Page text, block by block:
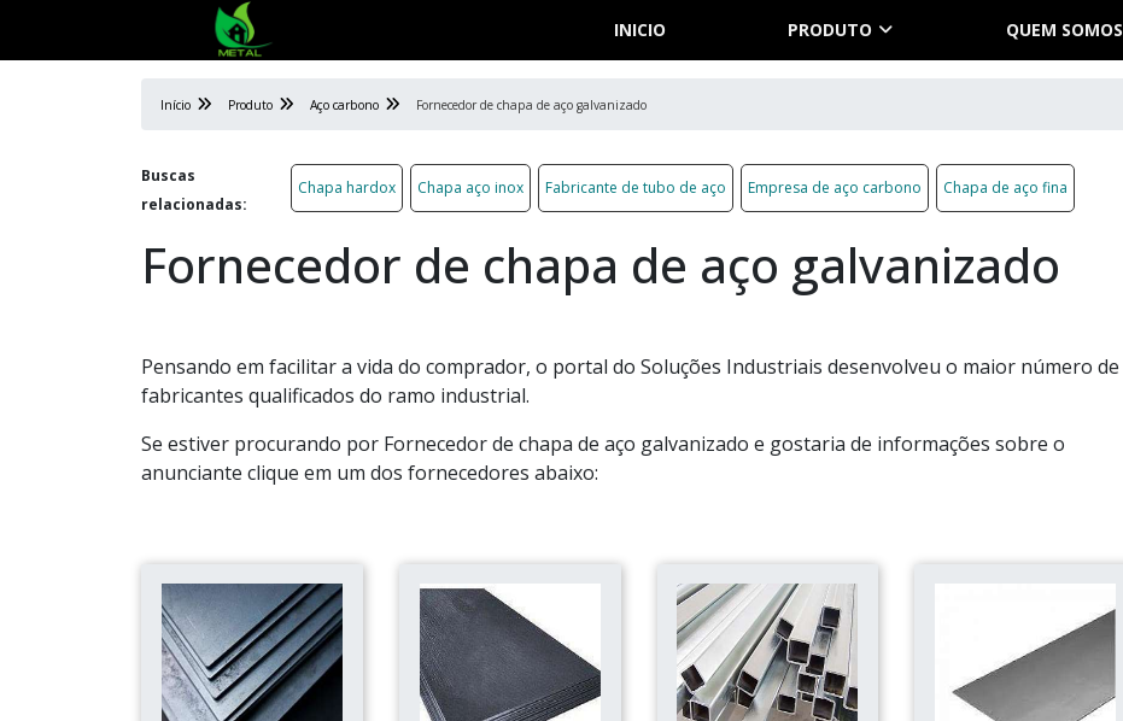
INICIO PRODUTO QUEM SOMOS
Início Produto Aço carbono Fornecedor de chapa de aço galvanizado
Buscas
relacionadas:
Chapa hardox Chapa aço inox Fabricante de tubo de aço Empresa de aço carbono Chapa de aço fina
Fornecedor de chapa de aço galvanizado
Pensando em facilitar a vida do comprador, o portal do Soluções Industriais desenvolveu o maior número de
fabricantes qualificados do ramo industrial.
Se estiver procurando por Fornecedor de chapa de aço galvanizado e gostaria de informações sobre o
anunciante clique em um dos fornecedores abaixo: